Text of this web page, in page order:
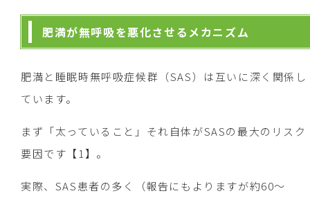
肥満が無呼吸を悪化させるメカニズム
肥満と睡眠時無呼吸症候群（SAS）は互いに深く関係し
ています。
まず「太っていること」それ自体がSASの最大のリスク
要因です【1】。
実際、SAS患者の多く（報告にもよりますが約60～